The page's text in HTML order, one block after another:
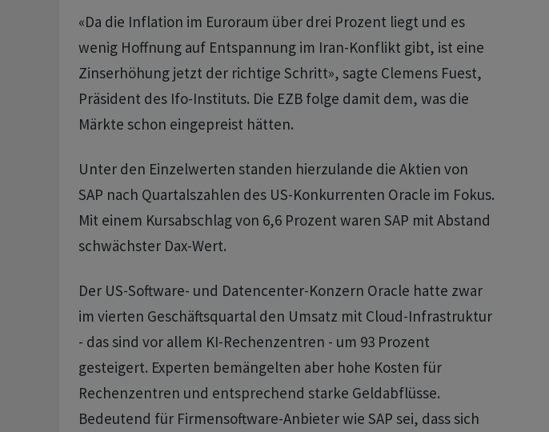
«Da die Inflation im Euroraum über drei Prozent liegt und es
wenig Hoffnung auf Entspannung im Iran-Konflikt gibt, ist eine
Zinserhöhung jetzt der richtige Schritt», sagte Clemens Fuest,
Präsident des Ifo-Instituts. Die EZB folge damit dem, was die
Märkte schon eingepreist hätten.
Unter den Einzelwerten standen hierzulande die Aktien von
SAP nach Quartalszahlen des US-Konkurrenten Oracle im Fokus.
Mit einem Kursabschlag von 6,6 Prozent waren SAP mit Abstand
schwächster Dax-Wert.
Der US-Software- und Datencenter-Konzern Oracle hatte zwar
im vierten Geschäftsquartal den Umsatz mit Cloud-Infrastruktur
- das sind vor allem KI-Rechenzentren - um 93 Prozent
gesteigert. Experten bemängelten aber hohe Kosten für
Rechenzentren und entsprechend starke Geldabflüsse.
Bedeutend für Firmensoftware-Anbieter wie SAP sei, dass sich